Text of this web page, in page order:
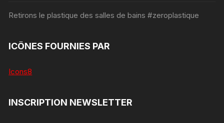
Retirons le plastique des salles de bains #zeroplastique
ICÔNES FOURNIES PAR
Icons8
INSCRIPTION NEWSLETTER